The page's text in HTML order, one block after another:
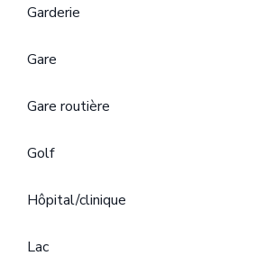
Garderie
Gare
Gare routière
Golf
Hôpital/clinique
Lac